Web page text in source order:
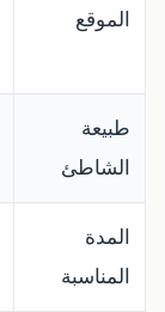
الموقع
طبيعة
الشاطئ
المدة
المناسبة